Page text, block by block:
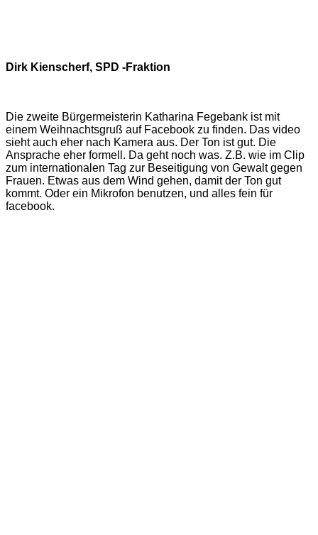
Dirk Kienscherf, SPD -Fraktion
Die zweite Bürgermeisterin Katharina Fegebank ist mit
einem Weihnachtsgruß auf Facebook zu finden. Das video
sieht auch eher nach Kamera aus. Der Ton ist gut. Die
Ansprache eher formell. Da geht noch was. Z.B. wie im Clip
zum internationalen Tag zur Beseitigung von Gewalt gegen
Frauen. Etwas aus dem Wind gehen, damit der Ton gut
kommt. Oder ein Mikrofon benutzen, und alles fein für
facebook.